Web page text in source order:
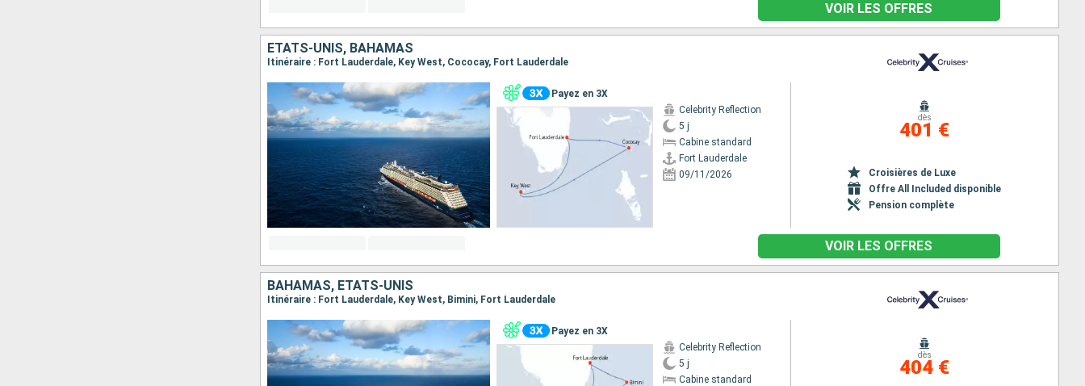
VOIR LES OFFRES
ÉTATS-UNIS, BAHAMAS
Itinéraire : Fort Lauderdale, Key West, Cococay, Fort Lauderdale
Payez en 3X
Celebrity Reflection
5 j
Cabine standard
Fort Lauderdale
09/11/2026
dès
401 €
Croisières de Luxe
Offre All Included disponible
Pension complète
VOIR LES OFFRES
BAHAMAS, ÉTATS-UNIS
Itinéraire : Fort Lauderdale, Key West, Bimini, Fort Lauderdale
Payez en 3X
Celebrity Reflection
5 j
Cabine standard
dès
404 €